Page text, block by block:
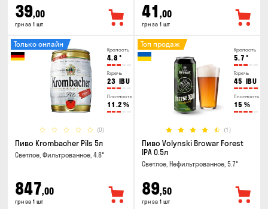
39,00
грн за 1 шт
41 ,00
грн за 1 шт
Крепость
4.8 °
Горечь
23 IBU
Плотность
11.2 %
(0)
Только онлайн
Пиво Krombacher Pils 5л
Светлое, Фильтрованное, 4.8°
847,00
грн за 1 шт
Крепость
5.7 °
Горечь
45 IBU
Плотность
15 %
(1)
Топ продаж
Пиво Volynski Browar Forest
IPA 0.5л
Светлое, Нефильтрованное, 5.7°
89,50
грн за 1 шт